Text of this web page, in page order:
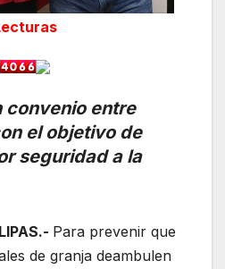
convenio entre
el objetivo de
seguridad a la
Para prevenir que
de granja deambulen